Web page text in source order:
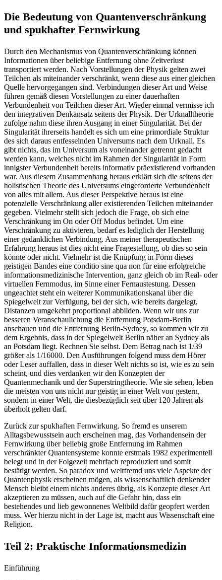
Die Bedeutung von Quantenverschränkung
und spukhafter Fernwirkung
Durch den Mechanismus von Quantenverschränkung können
Informationen über beliebige Entfernung ohne Zeitverlust
transportiert werden. Nach Vorstellungen der Physik gelten zwei
Teilchen als miteinander verschränkt, wenn diese aus einer gleichen
Quelle hervorgegangen sind. Verbindungen dieser Art und Weise
führen gemäß diesen Vorstellungen zu einer dauerhaften
Verbundenheit von Teilchen dieser Art. Wieder einmal vermisse ich
den integrativen Denkansatz seitens der Physik. Der Urknalltheorie
zufolge nahm diese ihren Ausgang in einer Singularität. Bei der
Singularität ihrerseits handelt es sich um eine primordiale Struktur
des sich daraus entfesselnden Universums nach dem Urknall. Es
gibt nichts, das im Universum als voneinander getrennt gedacht
werden kann, welches nicht im Rahmen der Singularität in Form
innigster Verbundenheit bereits informativ präexistierend vorhanden
war. Aus diesem Zusammenhang heraus erklärt sich die seitens der
holistischen Theorie des Universums eingeforderte Verbundenheit
von alles mit allem. Aus dieser Perspektive heraus ist eine
potenzielle Verschränkung aller existierenden Teilchen miteinander
gegeben. Vielmehr stellt sich jedoch die Frage, ob sich eine
Verschränkung im On oder Off Modus befindet. Um eine
Verschränkung zu aktivieren, bedarf es lediglich der Herstellung
einer gedanklichen Verbindung. Aus meiner therapeutischen
Erfahrung heraus ist dies nicht eine Fragestellung, ob dies so sein
könnte oder nicht. Vielmehr ist die Knüpfung in Form dieses
geistigen Bandes eine conditio sine qua non für eine erfolgreiche
informationsmedizinische Intervention, ganz gleich ob im Real- oder
virtuellen Fernmodus, im Sinne einer Fernaustestung. Dessen
ungeachtet steht ein weiterer Kommunikationskanal über die
Spiegelwelt zur Verfügung, bei der sich, wie bereits dargelegt,
Distanzen umgekehrt proportional abbilden. Wenn wir uns zur
besseren Veranschaulichung die Entfernung Potsdam-Berlin
anschauen und die Entfernung Berlin-Sydney, so kommen wir zu
dem Ergebnis, dass in der Spiegelwelt Berlin näher an Sydney als
an Potsdam liegt. Rechnen Sie selbst. Dem Betrag nach ist 1/39
größer als 1/16000. Den Ausführungen folgend muss dem Hörer
oder Leser auffallen, dass in dieser Welt nichts so ist, wie es zu sein
scheint, und dies verdanken wir den Konzepten der
Quantenmechanik und der Superstringtheorie. Wie sie sehen, leben
die meisten von uns nicht nur geistig in einer Welt von gestern,
sondern in einer Welt, die diesbezüglich seit über 120 Jahren als
überholt gelten darf.
Zurück zur spukhaften Fernwirkung. So fremd es unserem
Alltagsbewusstsein auch erscheinen mag, das Vorhandensein der
Fernwirkung über beliebig große Entfernung im Rahmen
verschränkter Quantensysteme konnte erstmals 1982 experimentell
belegt und in der Folgezeit mehrfach reproduziert und somit
bestätigt werden. So paradox und weltfremd uns viele Aspekte der
Quantenphysik erscheinen mögen, als wissenschaftlich denkender
Mensch bleibt einem nichts anderes übrig, als Konzepte dieser Art
akzeptieren zu müssen, auch auf die Gefahr hin, dass ein
bestehendes und lieb gewonnenes Weltbild dafür geopfert werden
muss. Wer hierzu nicht in der Lage ist, macht aus Wissenschaft eine
Religion.
Teil 2: Praktische Informationsmedizin
Einführung